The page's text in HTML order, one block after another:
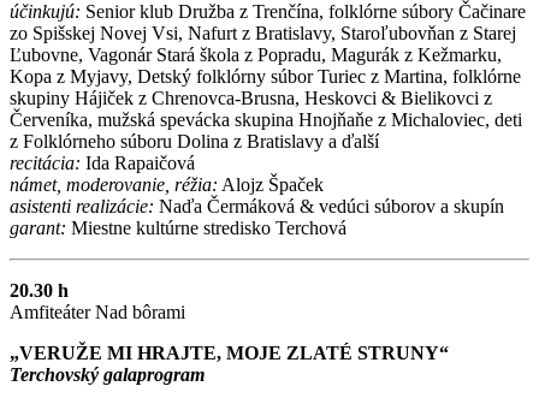
účinkujú: Senior klub Družba z Trenčína, folklórne súbory Čačinare
zo Spišskej Novej Vsi, Nafurt z Bratislavy, Staroľubovňan z Starej
Ľubovne, Vagonár Stará škola z Popradu, Magurák z Kežmarku,
Kopa z Myjavy, Detský folklórny súbor Turiec z Martina, folklórne
skupiny Hájiček z Chrenovca-Brusna, Heskovci & Bielikovci z
Červeníka, mužská spevácka skupina Hnojňaňe z Michaloviec, deti
z Folklórneho súboru Dolina z Bratislavy a ďalší
recitácia: Ida Rapaičová
námet, moderovanie, réžia: Alojz Špaček
asistenti realizácie: Naďa Čermáková & vedúci súborov a skupín
garant: Miestne kultúrne stredisko Terchová
20.30 h
Amfiteáter Nad bôrami
„VERUŽE MI HRAJTE, MOJE ZLATÉ STRUNY“
Terchovský galaprogram